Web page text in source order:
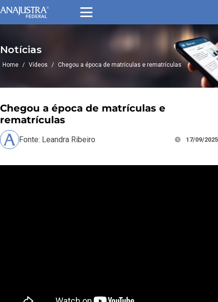
Notícias
Home / Vídeos / Chegou a época de matrículas e rematrículas
Chegou a época de matrículas e
rematrículas
Fonte: Leandra Ribeiro 17/09/2025